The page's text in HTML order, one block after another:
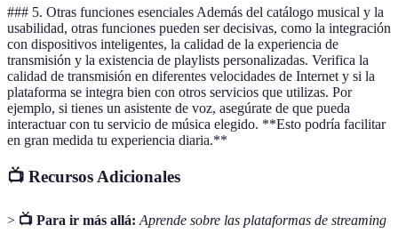
### 5. Otras funciones esenciales Además del catálogo musical y la
usabilidad, otras funciones pueden ser decisivas, como la integración
con dispositivos inteligentes, la calidad de la experiencia de
transmisión y la existencia de playlists personalizadas. Verifica la
calidad de transmisión en diferentes velocidades de Internet y si la
plataforma se integra bien con otros servicios que utilizas. Por
ejemplo, si tienes un asistente de voz, asegúrate de que pueda
interactuar con tu servicio de música elegido. **Esto podría facilitar
en gran medida tu experiencia diaria.**
📺 Recursos Adicionales
> 📺 Para ir más allá: Aprende sobre las plataformas de streaming